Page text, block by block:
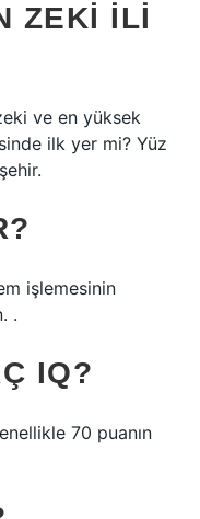
ZEKI ILI
ve en yüksek
ilk yer mi? Yüz
işlemesinin
.
IQ?
70 puanın